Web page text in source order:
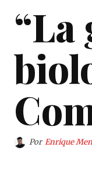
“La
Por Enrique